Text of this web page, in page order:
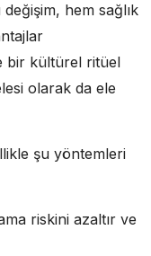
hem sağlık
bir kültürel ritüel
olarak da ele
şu yöntemleri
riskini azaltır ve